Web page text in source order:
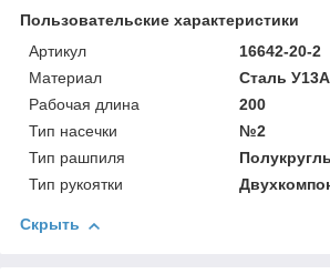
Пользовательские характеристики
Артикул
16642-20-2
Материал
Сталь У13А
Рабочая длина
200
Тип насечки
№2
Тип рашпиля
Тип рукоятки
Скрыть